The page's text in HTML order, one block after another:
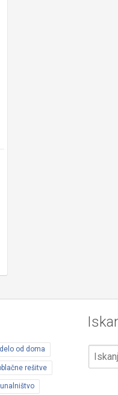
delo od doma
rešitve